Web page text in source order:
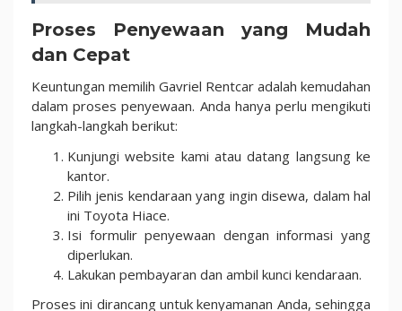
Proses Penyewaan yang Mudah
dan Cepat
Keuntungan memilih Gavriel Rentcar adalah kemudahan
dalam proses penyewaan. Anda hanya perlu mengikuti
langkah-langkah berikut:
Kunjungi website kami atau datang langsung ke
kantor.
Pilih jenis kendaraan yang ingin disewa, dalam hal
ini Toyota Hiace.
Isi formulir penyewaan dengan informasi yang
diperlukan.
Lakukan pembayaran dan ambil kunci kendaraan.
Proses ini dirancang untuk kenyamanan Anda, sehingga